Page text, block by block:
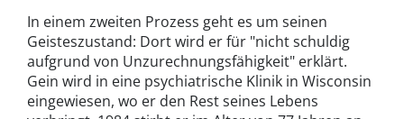
In einem zweiten Prozess geht es um seinen
Geisteszustand: Dort wird er für "nicht schuldig
aufgrund von Unzurechnungsfähigkeit" erklärt.
Gein wird in eine psychiatrische Klinik in Wisconsin
eingewiesen, wo er den Rest seines Lebens